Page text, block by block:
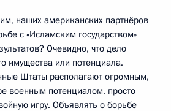
наших американских партнёров
с «Исламским государством»
Очевидно, что дело
имущества или потенциала.
Штаты располагают огромным,
военным потенциалом, просто
игру. Объявлять о борьбе